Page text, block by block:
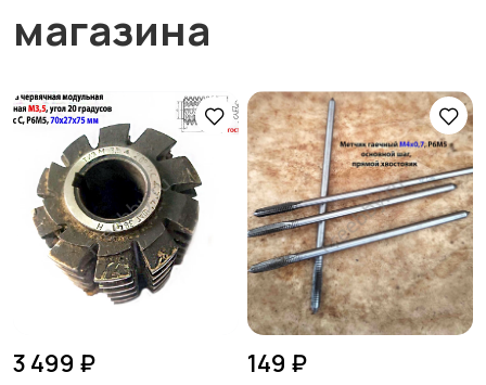
магазина
3 499 ₽ 149 ₽